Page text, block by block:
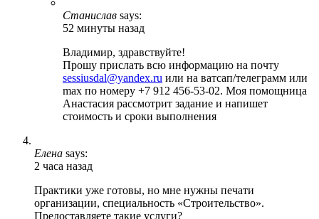
Станислав says:
52 минуты назад
Владимир, здравствуйте!
Прошу прислать всю информацию на почту
sessiusdal@yandex.ru или на ватсап/телеграмм или
max по номеру +7 912 456-53-02. Моя помощница
Анастасия рассмотрит задание и напишет
стоимость и сроки выполнения
Елена says:
2 часа назад
Практики уже готовы, но мне нужны печати
организации, специальность «Строительство».
Предоставляете такие услуги?